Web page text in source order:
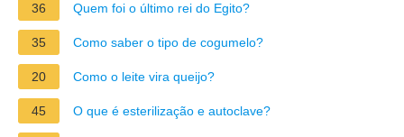
36
Quem foi o último rei do Egito?
35 Como saber o tipo de cogumelo?
20 Como o leite vira queijo?
45 O que é esterilização e autoclave?